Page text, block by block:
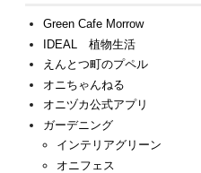
Green Cafe Morrow
IDEAL 植物生活
えんとつ町のプペル
オニちゃんねる
オニヅカ公式アプリ
ガーデニング
インテリアグリーン
オニフェス